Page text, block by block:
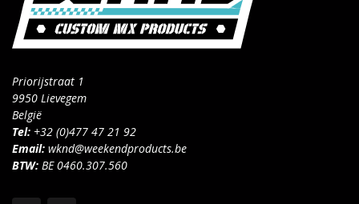
Priorijstraat 1
9950 Lievegem
België
Tel: +32 (0)477 47 21 92
Email: wknd@weekendproducts.be
BTW: BE 0460.307.560